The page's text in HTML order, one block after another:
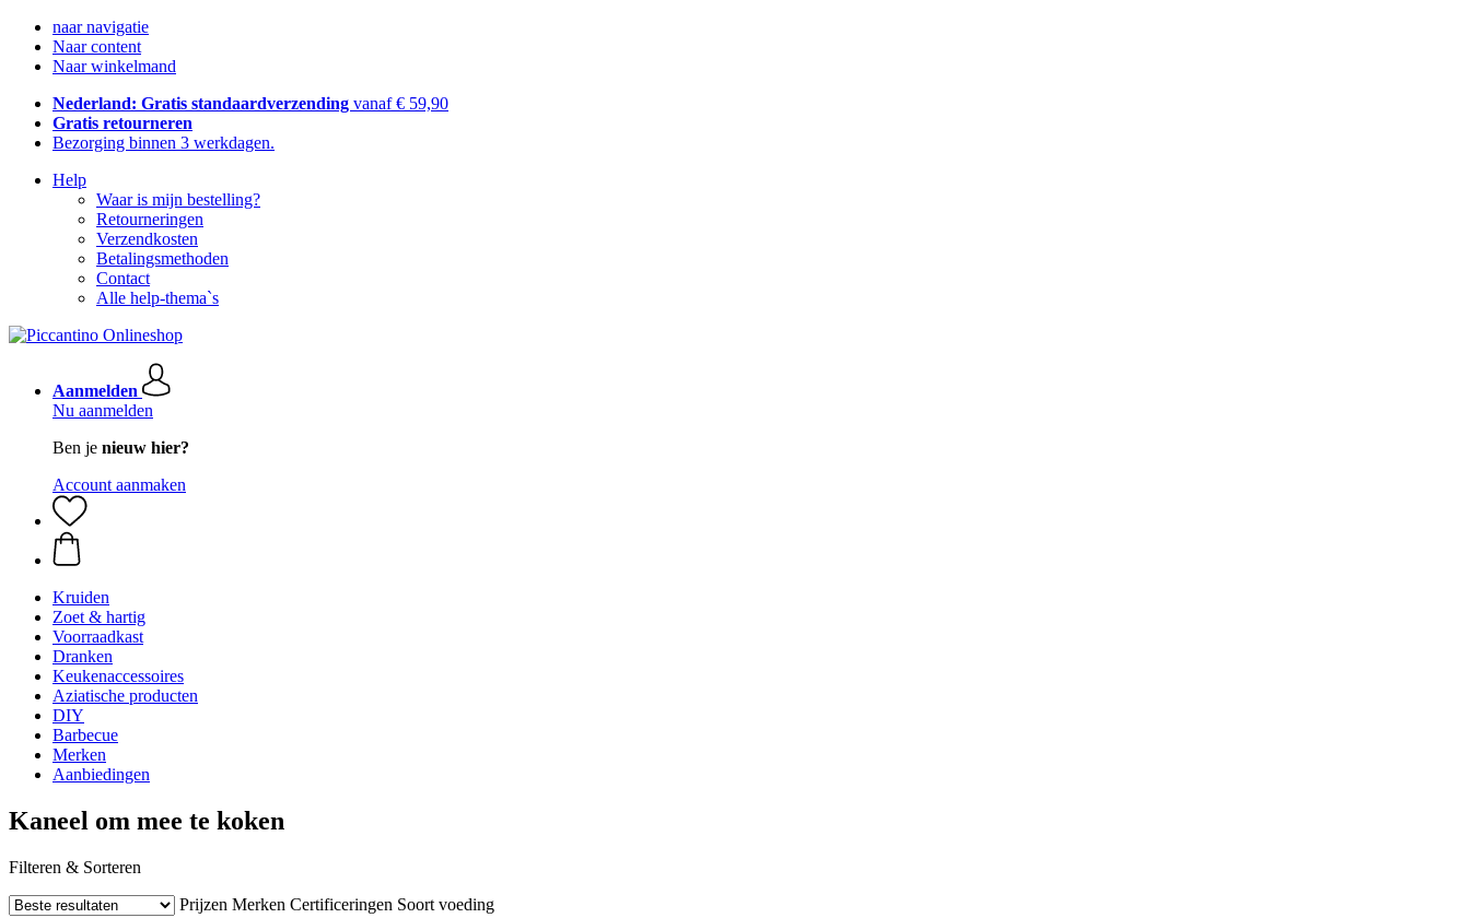
naar navigatie
Naar content
Naar winkelmand
Nederland: Gratis standaardverzending vanaf € 59,90
Gratis retourneren
Bezorging binnen 3 werkdagen.
Help
Waar is mijn bestelling?
Retourneringen
Verzendkosten
Betalingsmethoden
Contact
Alle help-thema`s
Aanmelden
Nu aanmelden
Ben je nieuw hier?
Account aanmaken
Kruiden
Zoet & hartig
Voorraadkast
Dranken
Keukenaccessoires
Aziatische producten
DIY
Barbecue
Merken
Aanbiedingen
Kaneel om mee te koken
Filteren & Sorteren
Prijzen Merken Certificeringen Soort voeding